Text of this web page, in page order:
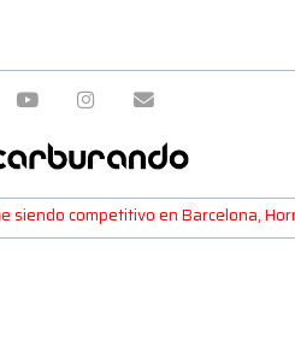
siendo competitivo en Barcelona,